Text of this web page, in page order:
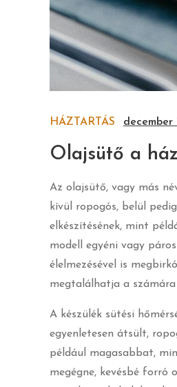
HÁZTARTÁS december
Olajsütő a
Az olajsütő, vagy más
kívül ropogós, belül
elkészítésének, mint
modell egyéni vagy
élelmezésével is
megtalálhatja a
A készülék sütési
egyenletesen átsült,
például magasabbat,
megégne, kevésbé forró